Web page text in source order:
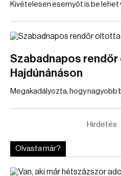
Kivételesen esernyőt is be lehet
Szabadnapos
Hajdúnánáson
Megakadályozta, hogy nagyobb
Hirdetés
Olvasta már?